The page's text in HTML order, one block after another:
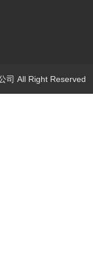
司 All Right